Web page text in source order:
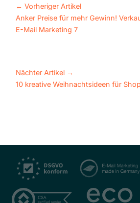
← Vorheriger Artikel
Anker Preise für mehr Gewinn!
E-Mail Marketing 7
Nächter Artikel →
10 kreative Weihnachtsideen für